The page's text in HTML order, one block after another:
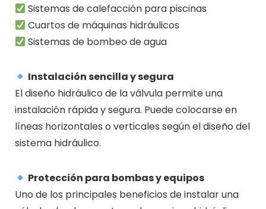
Sistemas de calefacción para piscinas
Cuartos de máquinas hidráulicos
Sistemas de bombeo de agua
Instalación sencilla y segura
El diseño hidráulico de la válvula permite una
instalación rápida y segura. Puede colocarse en
líneas horizontales o verticales según el diseño del
sistema hidráulico.
Protección para bombas y equipos
Uno de los principales beneficios de instalar una